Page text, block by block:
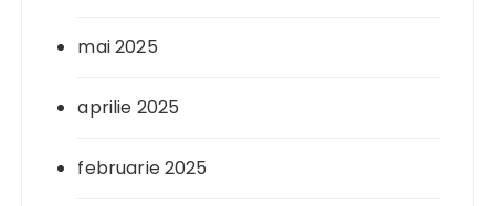
mai 2025
aprilie 2025
februarie 2025